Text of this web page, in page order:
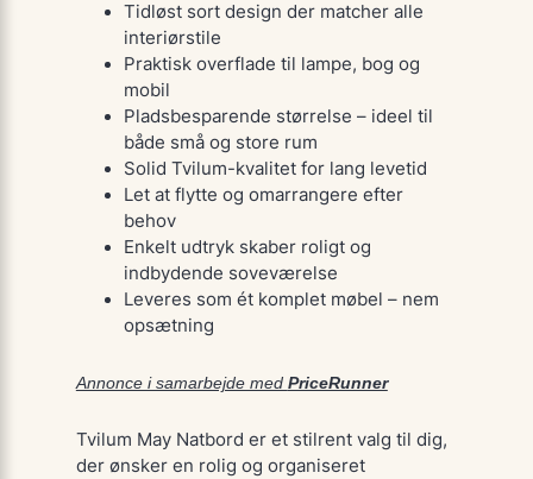
Tidløst sort design der matcher alle
interiørstile
Praktisk overflade til lampe, bog og
mobil
Pladsbesparende størrelse – ideel til
både små og store rum
Solid Tvilum-kvalitet for lang levetid
Let at flytte og omarrangere efter
behov
Enkelt udtryk skaber roligt og
indbydende soveværelse
Leveres som ét komplet møbel – nem
opsætning
Annonce i samarbejde med PriceRunner
Tvilum May Natbord er et stilrent valg til dig,
der ønsker en rolig og organiseret